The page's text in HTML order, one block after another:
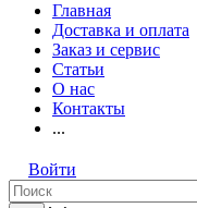
Главная
Доставка и оплата
Заказ и сервис
Статьи
О нас
Контакты
...
Войти